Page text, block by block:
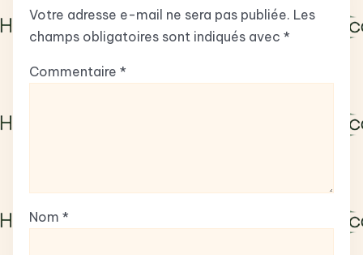
Votre adresse e-mail ne sera pas publiée. Les
champs obligatoires sont indiqués avec *
Commentaire *
Nom *